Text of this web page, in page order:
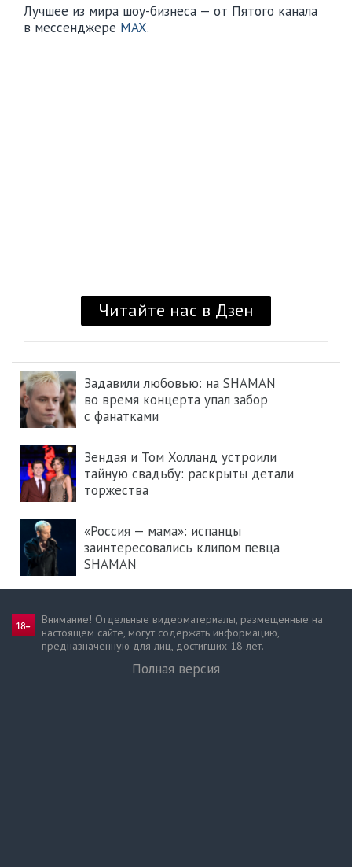
Задавили любовью: на SHAMAN
во время концерта упал забор
с фанатками
Зендая и Том Холланд устроили
тайную свадьбу: раскрыты детали
торжества
«Россия — мама»: испанцы
заинтересовались клипом певца
SHAMAN
Внимание! Отдельные видеоматериалы, размещенные на
настоящем сайте, могут содержать информацию,
предназначен­ную для лиц, достигших 18 лет.
Полная версия